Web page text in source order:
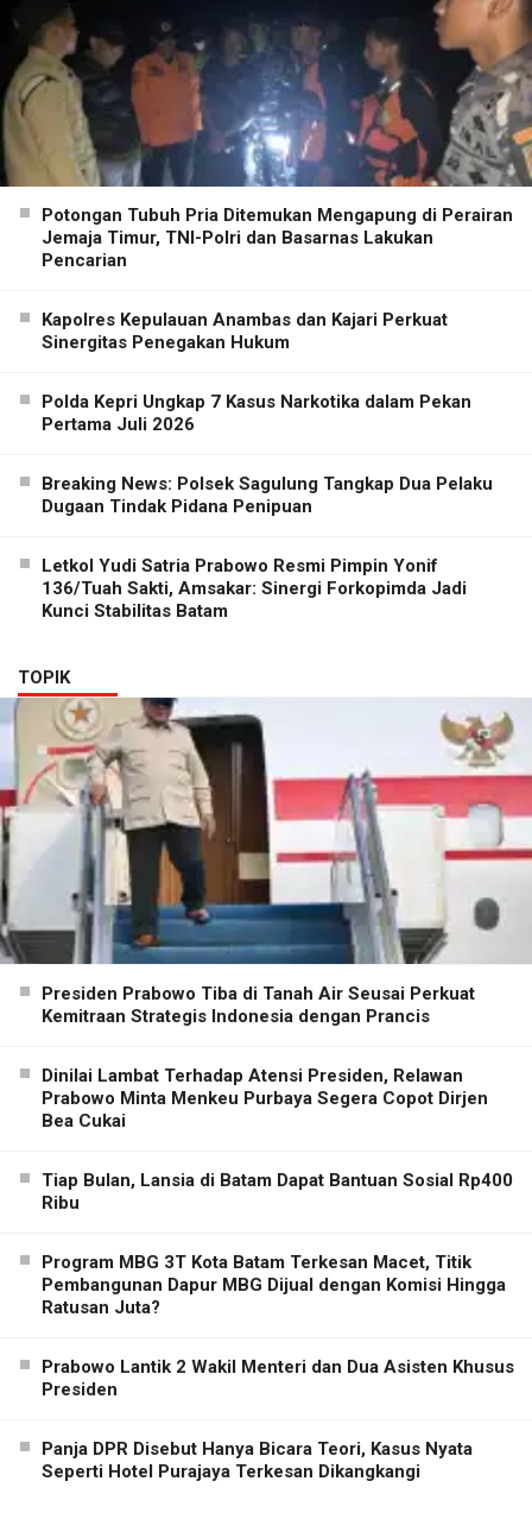
Potongan Tubuh Pria Ditemukan Mengapung di Perairan
Jemaja Timur, TNI-Polri dan Basarnas Lakukan
Pencarian
Kapolres Kepulauan Anambas dan Kajari Perkuat
Sinergitas Penegakan Hukum
Polda Kepri Ungkap 7 Kasus Narkotika dalam Pekan
Pertama Juli 2026
Breaking News: Polsek Sagulung Tangkap Dua Pelaku
Dugaan Tindak Pidana Penipuan
Letkol Yudi Satria Prabowo Resmi Pimpin Yonif
136/Tuah Sakti, Amsakar: Sinergi Forkopimda Jadi
Kunci Stabilitas Batam
TOPIK
Presiden Prabowo Tiba di Tanah Air Seusai Perkuat
Kemitraan Strategis Indonesia dengan Prancis
Dinilai Lambat Terhadap Atensi Presiden, Relawan
Prabowo Minta Menkeu Purbaya Segera Copot Dirjen
Bea Cukai
Tiap Bulan, Lansia di Batam Dapat Bantuan Sosial Rp400
Ribu
Program MBG 3T Kota Batam Terkesan Macet, Titik
Pembangunan Dapur MBG Dijual dengan Komisi Hingga
Ratusan Juta?
Prabowo Lantik 2 Wakil Menteri dan Dua Asisten Khusus
Presiden
Panja DPR Disebut Hanya Bicara Teori, Kasus Nyata
Seperti Hotel Purajaya Terkesan Dikangkangi